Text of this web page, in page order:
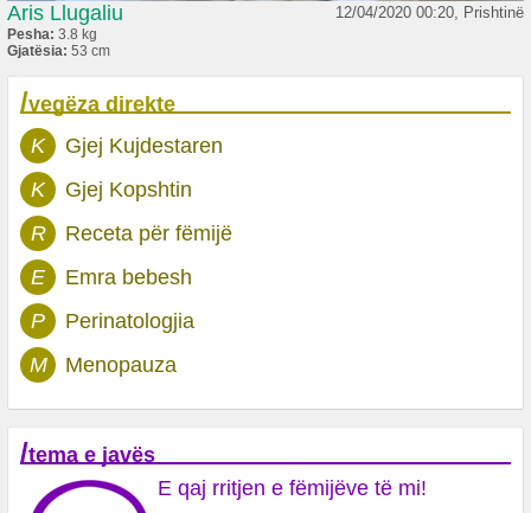
Aris Llugaliu 12/04/2020 00:20, Prishtinë
Pesha: 3.8 kg
Gjatësia: 53 cm
/vegëza direkte
K
Gjej Kujdestaren
K
Gjej Kopshtin
R
Receta për fëmijë
E
Emra bebesh
P
Perinatologjia
M
Menopauza
/tema e javës
E qaj rritjen e fëmijëve të mi!